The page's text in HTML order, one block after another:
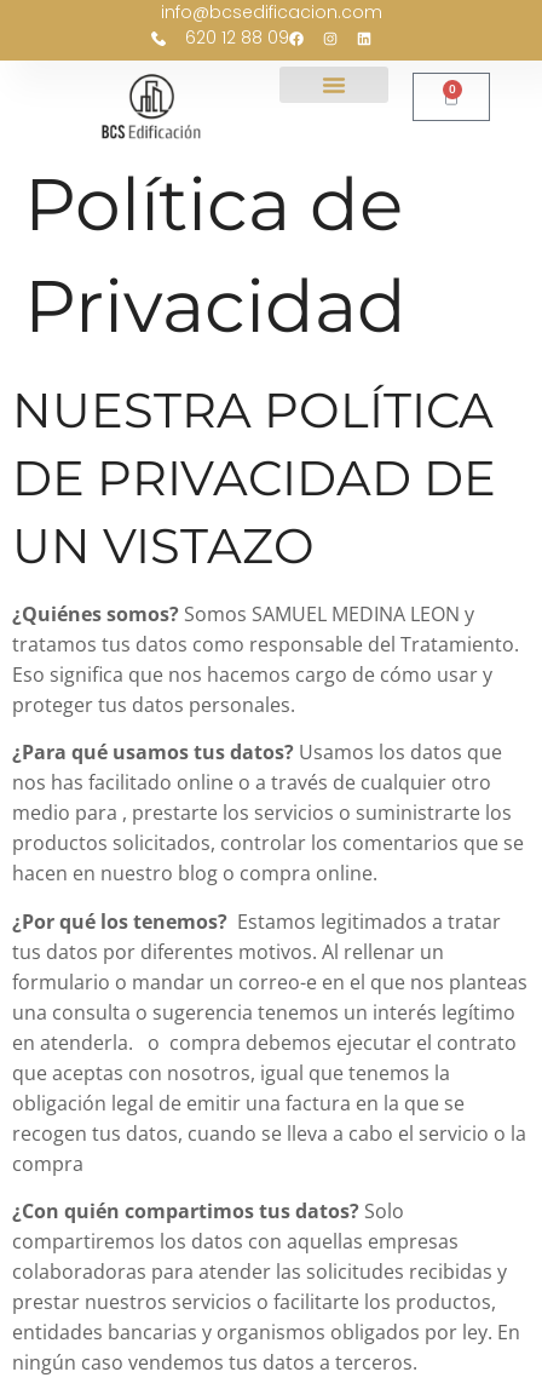
info@bcsedificacion.com
620 12 88 09
0
Política de
Privacidad
NUESTRA POLÍTICA
DE PRIVACIDAD DE
UN VISTAZO
¿Quiénes somos? Somos SAMUEL MEDINA LEON y
tratamos tus datos como responsable del Tratamiento.
Eso significa que nos hacemos cargo de cómo usar y
proteger tus datos personales.
¿Para qué usamos tus datos? Usamos los datos que
nos has facilitado online o a través de cualquier otro
medio para , prestarte los servicios o suministrarte los
productos solicitados, controlar los comentarios que se
hacen en nuestro blog o compra online.
¿Por qué los tenemos? Estamos legitimados a tratar
tus datos por diferentes motivos. Al rellenar un
formulario o mandar un correo-e en el que nos planteas
una consulta o sugerencia tenemos un interés legítimo
en atenderla. o compra debemos ejecutar el contrato
que aceptas con nosotros, igual que tenemos la
obligación legal de emitir una factura en la que se
recogen tus datos, cuando se lleva a cabo el servicio o la
compra
¿Con quién compartimos tus datos? Solo
compartiremos los datos con aquellas empresas
colaboradoras para atender las solicitudes recibidas y
prestar nuestros servicios o facilitarte los productos,
entidades bancarias y organismos obligados por ley. En
ningún caso vendemos tus datos a terceros.